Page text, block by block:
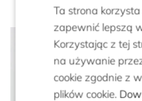
Ta strona
zapewnić lepszą
Korzystając z tej
na używanie
cookie zgodnie z
plików cookie.